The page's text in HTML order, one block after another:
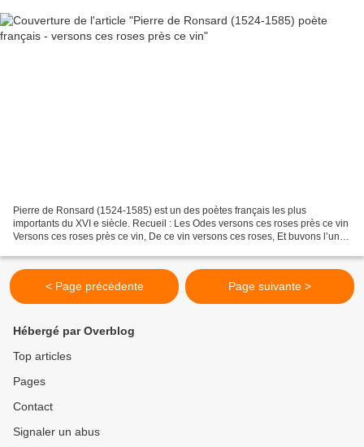
Pierre de Ronsard (1524-1585) est un des poètes français les plus
importants du XVI e siècle. Recueil : Les Odes versons ces roses près ce vin
Versons ces roses près ce vin, De ce vin versons ces roses, Et buvons l’un à
< Page précédente Page suivante >
Hébergé par Overblog
Top articles
Pages
Contact
Signaler un abus